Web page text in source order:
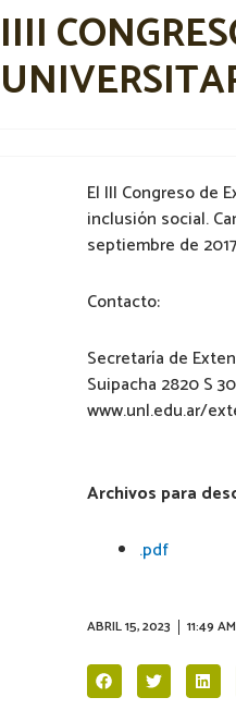
IIII
El III Congreso de
inclusión social.
septiembre de
Contacto:
Secretaría de
Suipacha 2820 S
www.unl.edu.ar/
Archivos para
.pdf
ABRIL 15, 2023 11:49 AM